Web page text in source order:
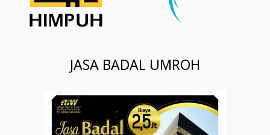
JASA BADAL UMROH